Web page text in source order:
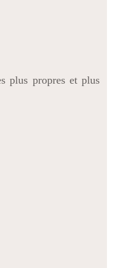
plus propres et plus